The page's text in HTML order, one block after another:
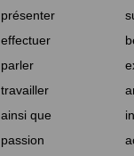
présenter
effectuer
parler
travailler
ainsi que
passion